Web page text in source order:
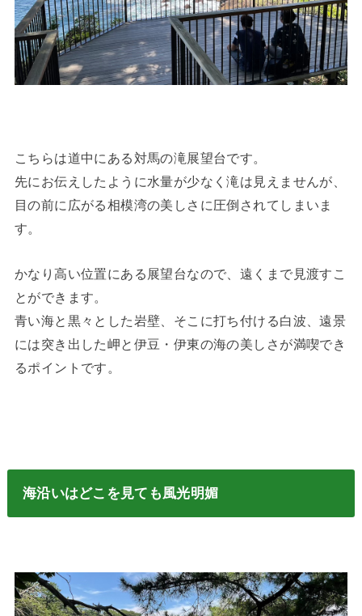
こちらは道中にある対馬の滝展望台です。
先にお伝えしたように水量が少なく滝は見えませんが、
目の前に広がる相模湾の美しさに圧倒されてしまいま
す。
かなり高い位置にある展望台なので、遠くまで見渡すこ
とができます。
青い海と黒々とした岩壁、そこに打ち付ける白波、遠景
には突き出した岬と伊豆・伊東の海の美しさが満喫でき
るポイントです。
海沿いはどこを見ても風光明媚